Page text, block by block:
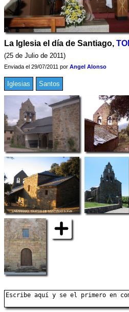
La Iglesia el día de Santiago,
(25 de Julio de 2011)
Enviada el 29/07/2011 por Angel Alonso
Iglesias Santos